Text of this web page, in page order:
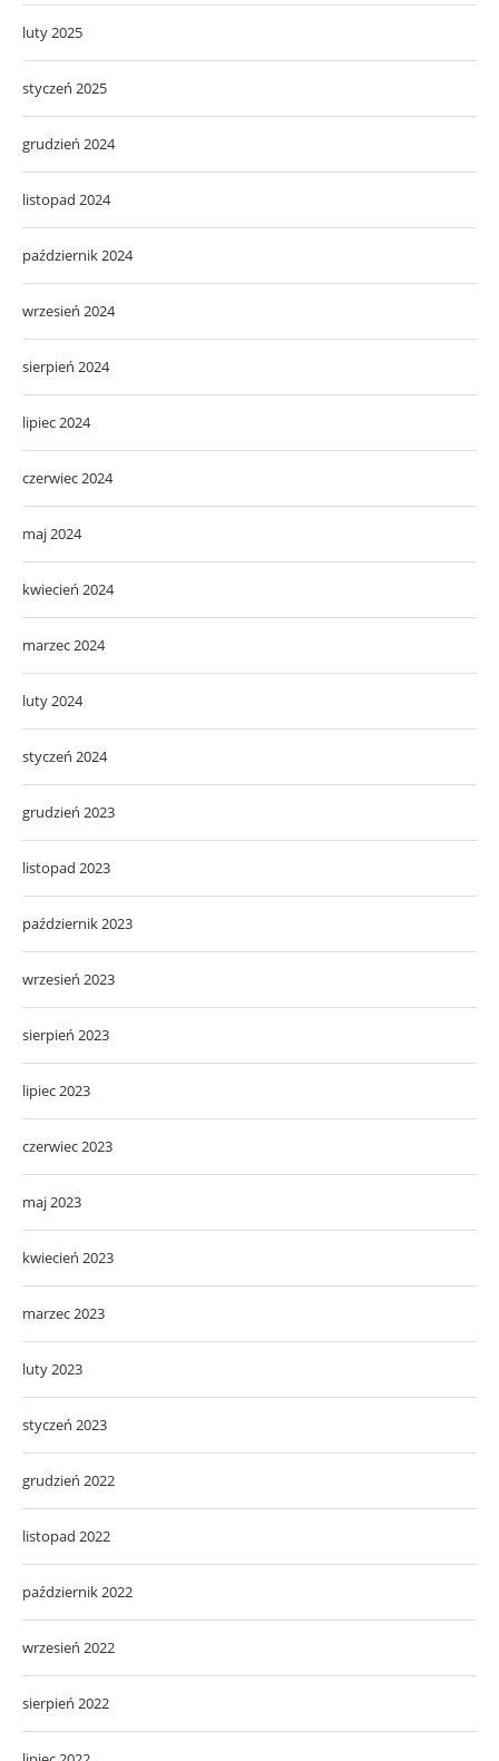
luty 2025
styczeń 2025
grudzień 2024
listopad 2024
październik 2024
wrzesień 2024
sierpień 2024
lipiec 2024
czerwiec 2024
maj 2024
kwiecień 2024
marzec 2024
luty 2024
styczeń 2024
grudzień 2023
listopad 2023
październik 2023
wrzesień 2023
sierpień 2023
lipiec 2023
czerwiec 2023
maj 2023
kwiecień 2023
marzec 2023
luty 2023
styczeń 2023
grudzień 2022
listopad 2022
październik 2022
wrzesień 2022
sierpień 2022